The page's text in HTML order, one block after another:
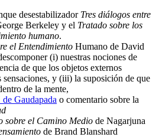
desestabilizador Tres diálogos entre
Berkeley y el Tratado sobre los
humano.
el Entendimiento Humano de David
(i) nuestras nociones de
de que los objetos externos
sensaciones, y (iii) la suposición de que
de la mente,
Gaudapada o comentario sobre la
sobre el Camino Medio de Nagarjuna
de Brand Blanshard